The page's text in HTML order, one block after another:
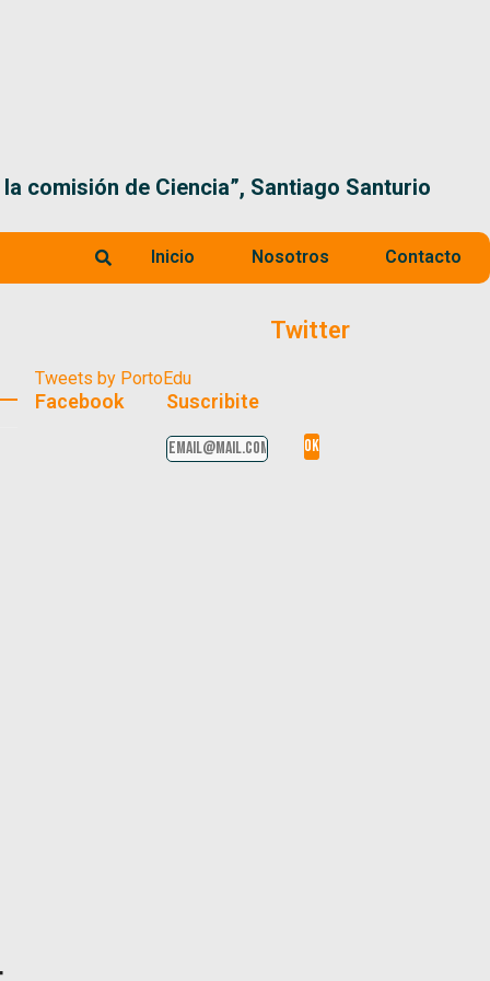
comisión de Ciencia”, Santiago Santurio
Inicio Nosotros Contacto
Twitter
Tweets by PortoEdu
Facebook Suscribite